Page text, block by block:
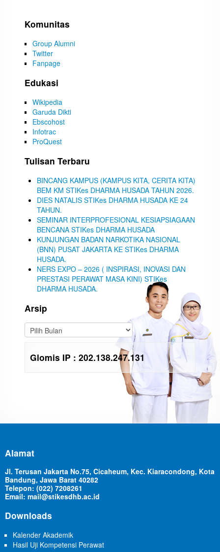
Komunitas
Group Alumni
Twitter
Fanpage
Edukasi
Wikipedia
Garuda Dikti
Ebscohost
Infotrac
ProQuest
Tulisan Terbaru
BINCANG KAMPUS (KAMPUS KITA, CERITA KITA)
BEM KM STIKes DHARMA HUSADA TAHUN 2026.
DIES NATALIS STIKes DHARMA HUSADA KE 24
TAHUN.
SEMINAR INTERPROFESIONAL KESIAPSIAGAAN
BENCANA STIKes DHARMA HUSADA
KUNJUNGAN BADAN NARKOTIKA NASIONAL
(BNN) PUSAT JAKARTA KE STIKes DHARMA
HUSADA.
NERS EXPO – 2026 ( INSPIRASI, INOVASI DAN
PRESTASI PERAWAT MASA KINI) STIKes
DHARMA HUSADA.
Arsip
Glomis IP : 202.138.247.131
Alamat
Jl. Terusan Jakarta No.75, Cicaheum, Kec. Kiaracondong, Kota
Bandung, Jawa Barat 40282
Telepon: (022) 7208261
Email: mail@stikesdhb.ac.id
Downloads
Kalender Akademik
Hasil Uji Kompetensi Perawat